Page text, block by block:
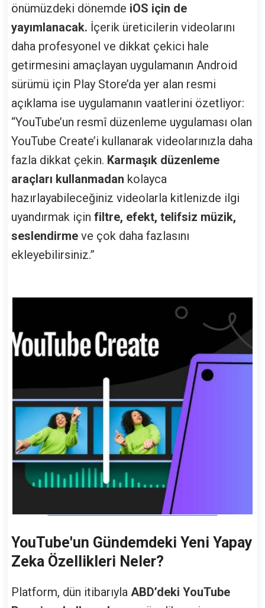
önümüzdeki dönemde iOS için de
yayımlanacak. İçerik üreticilerin videolarını
daha profesyonel ve dikkat çekici hale
getirmesini amaçlayan uygulamanın Android
sürümü için Play Store’da yer alan resmi
açıklama ise uygulamanın vaatlerini özetliyor:
“YouTube’un resmî düzenleme uygulaması olan
YouTube Create’i kullanarak videolarınızla daha
fazla dikkat çekin. Karmaşık düzenleme
araçları kullanmadan kolayca
hazırlayabileceğiniz videolarla kitlenizde ilgi
uyandırmak için filtre, efekt, telifsiz müzik,
seslendirme ve çok daha fazlasını
ekleyebilirsiniz.”
YouTube'un Gündemdeki Yeni Yapay
Zeka Özellikleri Neler?
Platform, dün itibarıyla ABD’deki YouTube